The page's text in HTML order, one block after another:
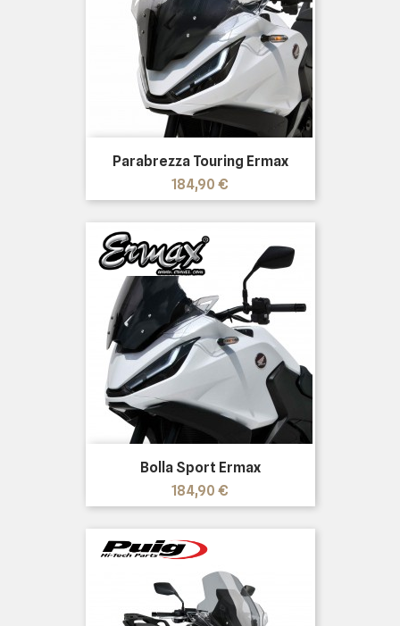
Parabrezza Touring Ermax
Prezzo
184,90 €
Bolla Sport Ermax
Prezzo
184,90 €